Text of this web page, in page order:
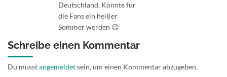
Deutschland. Könnte für
die Fans ein heißer
Sommer werden 😉
Schreibe einen Kommentar
Du musstangemeldetsein, um einen Kommentar abzugeben.